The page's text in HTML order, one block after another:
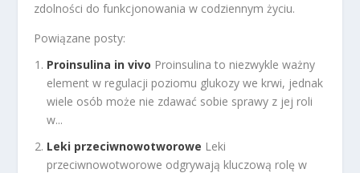
zdolności do funkcjonowania w codziennym życiu.
Powiązane posty:
Proinsulina in vivo Proinsulina to niezwykle ważny
element w regulacji poziomu glukozy we krwi, jednak
wiele osób może nie zdawać sobie sprawy z jej roli
w...
Leki przeciwnowotworowe Leki
przeciwnowotworowe odgrywają kluczową rolę w